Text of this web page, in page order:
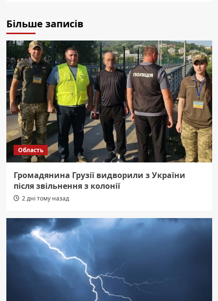
Більше записів
Область
Громадянина Грузії видворили з України
після звільнення з колонії
2 дні тому назад